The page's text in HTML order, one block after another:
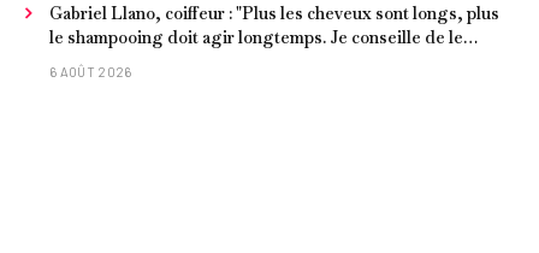
Gabriel Llano, coiffeur : "Plus les cheveux sont longs, plus
le shampooing doit agir longtemps. Je conseille de le
laisser entre 1 et 3 minutes."
6 AOÛT 2026